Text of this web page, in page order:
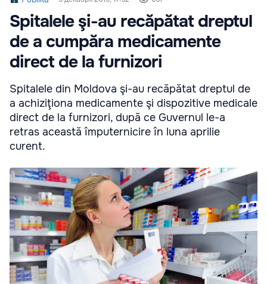
Spitalele şi-au recăpătat dreptul
de a cumpăra medicamente
direct de la furnizori
Spitalele din Moldova şi-au recăpătat dreptul de
a achiziţiona medicamente şi dispozitive medicale
direct de la furnizori, după ce Guvernul le-a
retras această împuternicire în luna aprilie
curent.